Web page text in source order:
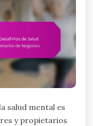
salud mental es
y propietarios